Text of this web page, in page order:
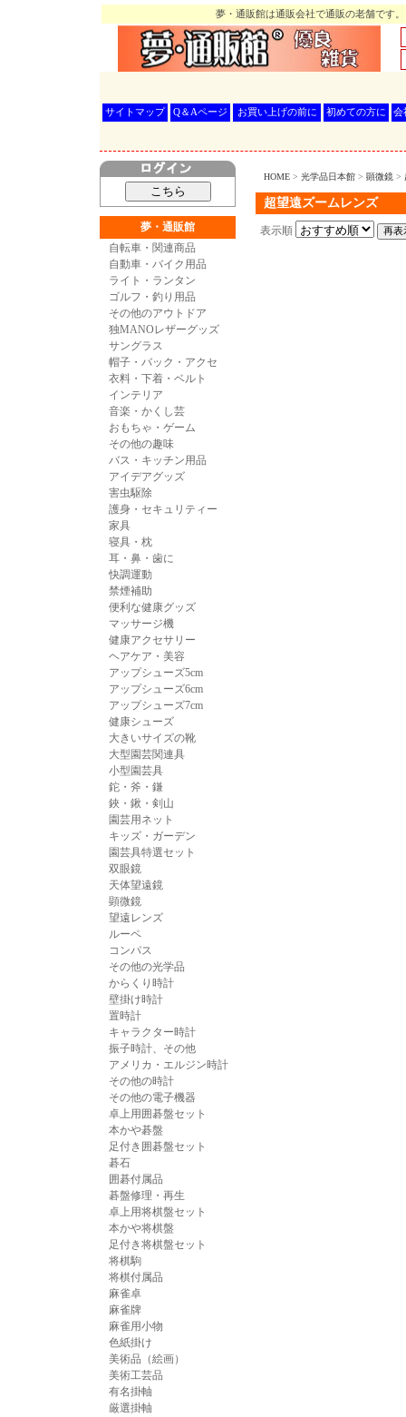
夢・通販館は通販会社で通販の老舗です
サイトマップ Q＆Aページ お買い上げの前に 初めての方に 会
HOME > 光学品日本館 > 顕微鏡 >
超望遠ズームレンズ
表示順
夢・通販館
自転車・関連商品
自動車・バイク用品
ライト・ランタン
ゴルフ・釣り用品
その他のアウトドア
独MANOレザーグッズ
サングラス
帽子・バック・アクセ
衣料・下着・ベルト
インテリア
音楽・かくし芸
おもちゃ・ゲーム
その他の趣味
バス・キッチン用品
アイデアグッズ
害虫駆除
護身・セキュリティー
家具
寝具・枕
耳・鼻・歯に
快調運動
禁煙補助
便利な健康グッズ
マッサージ機
健康アクセサリー
ヘアケア・美容
アップシューズ5cm
アップシューズ6cm
アップシューズ7cm
健康シューズ
大きいサイズの靴
大型園芸関連具
小型園芸具
鉈・斧・鎌
鋏・鍬・剣山
園芸用ネット
キッズ・ガーデン
園芸具特選セット
双眼鏡
天体望遠鏡
顕微鏡
望遠レンズ
ルーペ
コンパス
その他の光学品
からくり時計
壁掛け時計
置時計
キャラクター時計
振子時計、その他
アメリカ・エルジン時計
その他の時計
その他の電子機器
卓上用囲碁盤セット
本かや碁盤
足付き囲碁盤セット
碁石
囲碁付属品
碁盤修理・再生
卓上用将棋盤セット
本かや将棋盤
足付き将棋盤セット
将棋駒
将棋付属品
麻雀卓
麻雀牌
麻雀用小物
色紙掛け
美術品（絵画）
美術工芸品
有名掛軸
厳選掛軸